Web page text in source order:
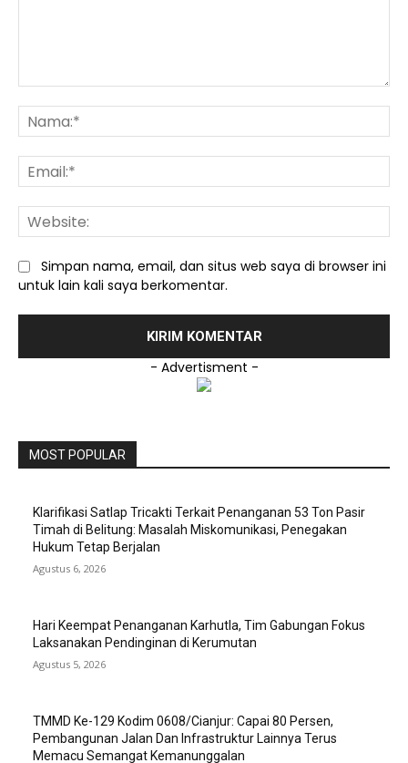
Simpan nama, email, dan situs web saya di browser ini
untuk lain kali saya berkomentar.
- Advertisment -
MOST POPULAR
Klarifikasi Satlap Tricakti Terkait Penanganan 53 Ton Pasir
Timah di Belitung: Masalah Miskomunikasi, Penegakan
Hukum Tetap Berjalan
Agustus 6, 2026
Hari Keempat Penanganan Karhutla, Tim Gabungan Fokus
Laksanakan Pendinginan di Kerumutan
Agustus 5, 2026
TMMD Ke-129 Kodim 0608/Cianjur: Capai 80 Persen,
Pembangunan Jalan Dan Infrastruktur Lainnya Terus
Memacu Semangat Kemanunggalan